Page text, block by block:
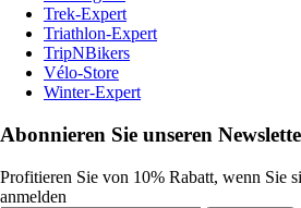
Trek-Expert
Triathlon-Expert
TripNBikers
Vélo-Store
Winter-Expert
Abonnieren Sie unseren
Profitieren Sie von 10% Rabatt, wenn Sie
anmelden